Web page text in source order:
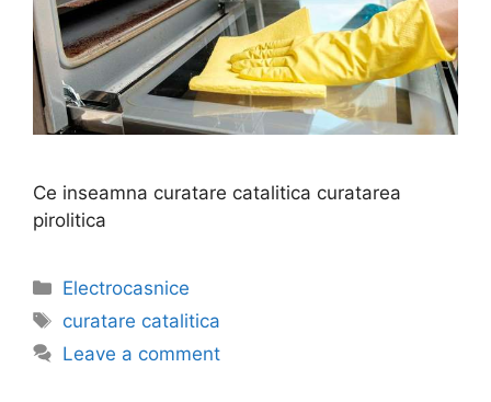
Ce inseamna curatare catalitica curatarea
pirolitica
Categories
Electrocasnice
Tags
curatare catalitica
Leave a comment